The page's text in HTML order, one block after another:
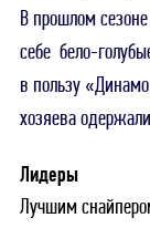
В прошлом
себе бело-
в пользу
хозяева
Лидеры
Лучшим